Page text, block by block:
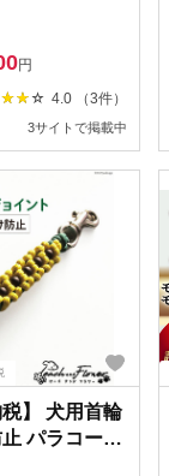
国産 非加
ザート トー
ーキ ふるさ
円
4.0 （3件）
3サイトで掲載中
税】 犬用首輪
パラコード
1個 /